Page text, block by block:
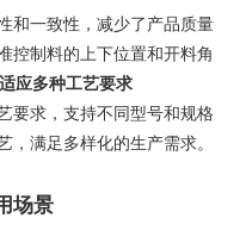
和一致性，减少了产品质量
控制料的上下位置和开料角
适应多种工艺要求
要求，支持不同型号和规格
满足多样化的生产需求。
场景